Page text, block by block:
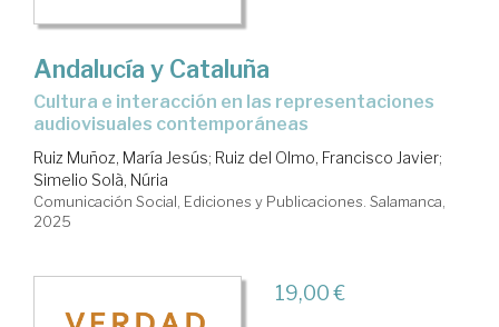
Andalucía y Cataluña
Cultura e interacción en las representaciones
audiovisuales contemporáneas
Ruiz Muñoz, María Jesús; Ruiz del Olmo, Francisco Javier;
Simelio Solà, Núria
Comunicación Social, Ediciones y Publicaciones. Salamanca,
2025
19,00 €